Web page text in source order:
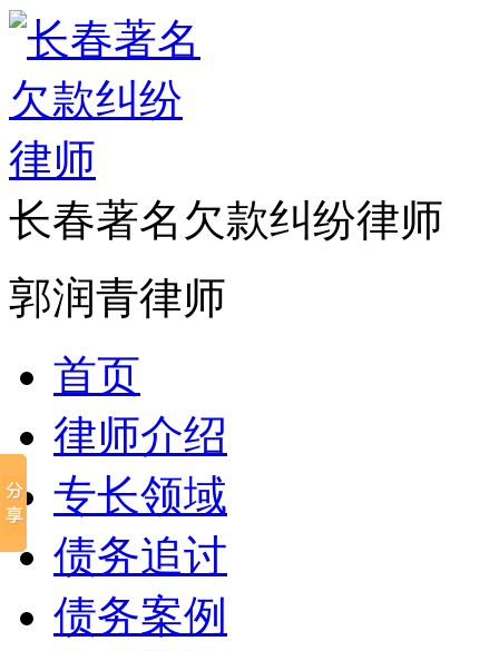
长春著名欠款纠纷律师
郭润青律师
首页
律师介绍
专长领域
债务追讨
债务案例